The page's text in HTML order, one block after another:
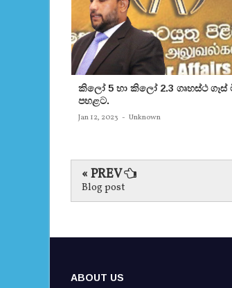
කිලෝ 5 හා කිලෝ 2.3 ගෘහස්ථ ගෑස්
පහළට.
Jan 12, 2023 - Unknown
« PREV
Blog post
ABOUT US